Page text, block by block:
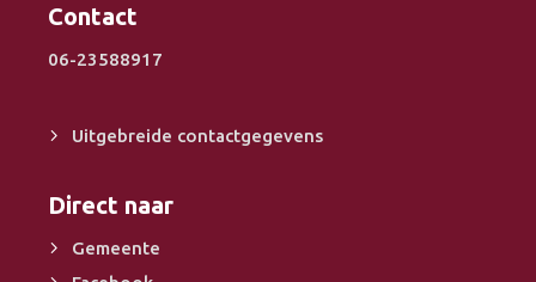
Contact
06-23588917
Uitgebreide contactgegevens
Direct naar
Gemeente